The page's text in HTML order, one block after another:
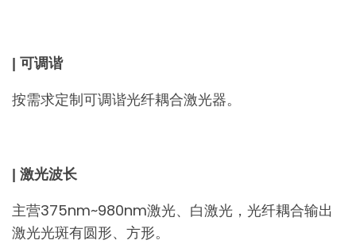
| 可调谐
按需求定制可调谐光纤耦合激光器。
| 激光波长
主营375nm~980nm激光、白激光，光纤耦合输出
激光光斑有圆形、方形。